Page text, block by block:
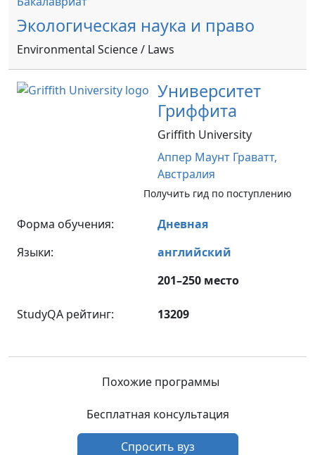
Экологическая наука и право
Environmental Science / Laws
Университет
Гриффита
Griffith University
Аппер Маунт Граватт,
Австралия
Получить гид по поступлению
Форма обучения:
Дневная
Языки:
английский
201–250 место
StudyQA рейтинг: 13209
Похожие программы
Бесплатная консультация
Спросить вуз